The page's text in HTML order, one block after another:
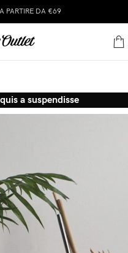
PARTIRE DA €69
a suspendisse